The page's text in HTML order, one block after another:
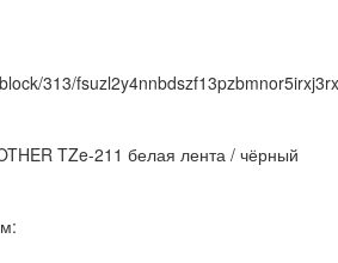
313/
TZe-211 белая лента / чёрный